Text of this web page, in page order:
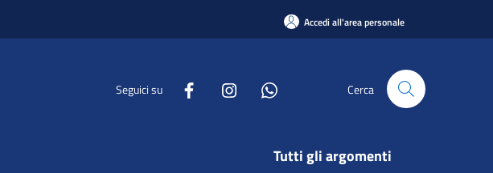
Accedi all'area personale
Seguici su Cerca
Tutti gli argomenti